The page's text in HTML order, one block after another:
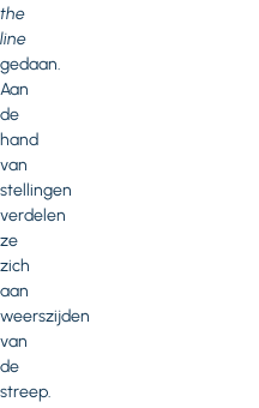
the
line
gedaan.
Aan
de
hand
van
stellingen
verdelen
ze
zich
aan
weerszijden
van
de
streep.